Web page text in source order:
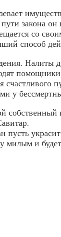
закона он
со
способ
Налиты
у
пусть
милым и